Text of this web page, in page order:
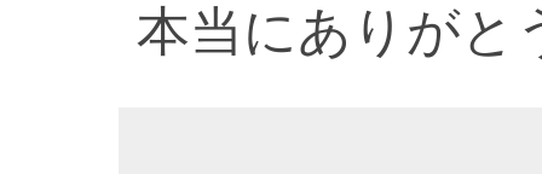
本当にありがと